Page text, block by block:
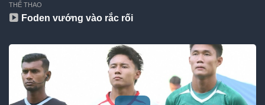
THỂ THAO
Foden vướng vào rắc rối